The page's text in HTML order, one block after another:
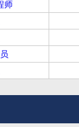
师